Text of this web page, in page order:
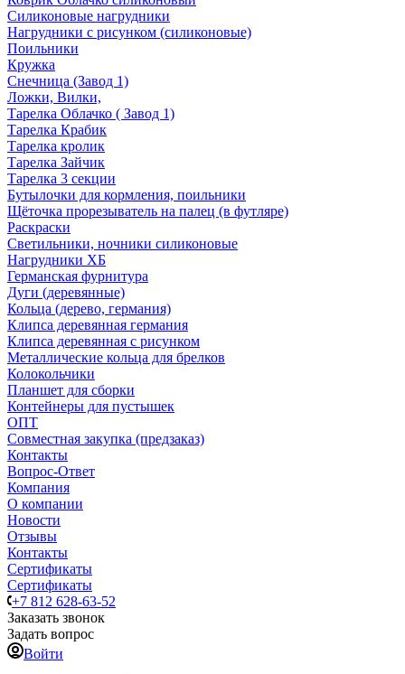
Силиконовые нагрудники
Нагрудники с рисунком (силиконовые)
Поильники
Кружка
Снечница (Завод 1)
Ложки, Вилки,
Тарелка Облачко ( Завод 1)
Тарелка Крабик
Тарелка кролик
Тарелка Зайчик
Тарелка 3 секции
Бутылочки для кормления, поильники
Щёточка прорезыватель на палец (в футляре)
Раскраски
Светильники, ночники силиконовые
Нагрудники ХБ
Германская фурнитура
Дуги (деревянные)
Кольца (дерево, германия)
Клипса деревянная германия
Клипса деревянная с рисунком
Металлические кольца для брелков
Колокольчики
Планшет для сборки
Контейнеры для пустышек
ОПТ
Совместная закупка (предзаказ)
Контакты
Вопрос-Ответ
Компания
О компании
Новости
Отзывы
Контакты
Сертификаты
Сертификаты
+7 812 628-63-52
Заказать звонок
Задать вопрос
Войти